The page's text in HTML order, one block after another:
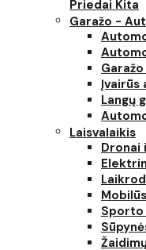
Priedai Kita
Garažo -
Įvairūs
Langų
Laisvalaikis
Dronai